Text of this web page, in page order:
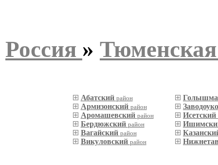
Россия » Тюменская
Абатский район
Армизонский район
Аромашевский район
Бердюжский район
Вагайский район
Викуловский район
Исетский